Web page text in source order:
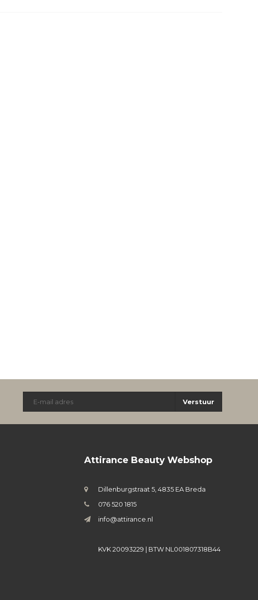
Verstuur
Attirance Beauty Webshop
Dillenburgstraat 5, 4835 EA Breda
076 520 1815
info@attirance.nl
KVK 20093229 | BTW NL001807318B44